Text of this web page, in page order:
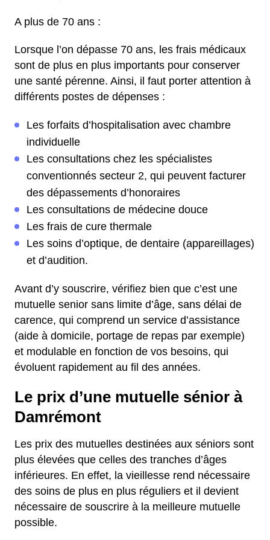
A plus de 70 ans :
Lorsque l’on dépasse 70 ans, les frais médicaux
sont de plus en plus importants pour conserver
une santé pérenne. Ainsi, il faut porter attention à
différents postes de dépenses :
Les forfaits d’hospitalisation avec chambre
individuelle
Les consultations chez les spécialistes
conventionnés secteur 2, qui peuvent facturer
des dépassements d’honoraires
Les consultations de médecine douce
Les frais de cure thermale
Les soins d’optique, de dentaire (appareillages)
et d’audition.
Avant d’y souscrire, vérifiez bien que c’est une
mutuelle senior sans limite d’âge, sans délai de
carence, qui comprend un service d’assistance
(aide à domicile, portage de repas par exemple)
et modulable en fonction de vos besoins, qui
évoluent rapidement au fil des années.
Le prix d’une mutuelle sénior à
Damrémont
Les prix des mutuelles destinées aux séniors sont
plus élevées que celles des tranches d’âges
inférieures. En effet, la vieillesse rend nécessaire
des soins de plus en plus réguliers et il devient
nécessaire de souscrire à la meilleure mutuelle
possible.